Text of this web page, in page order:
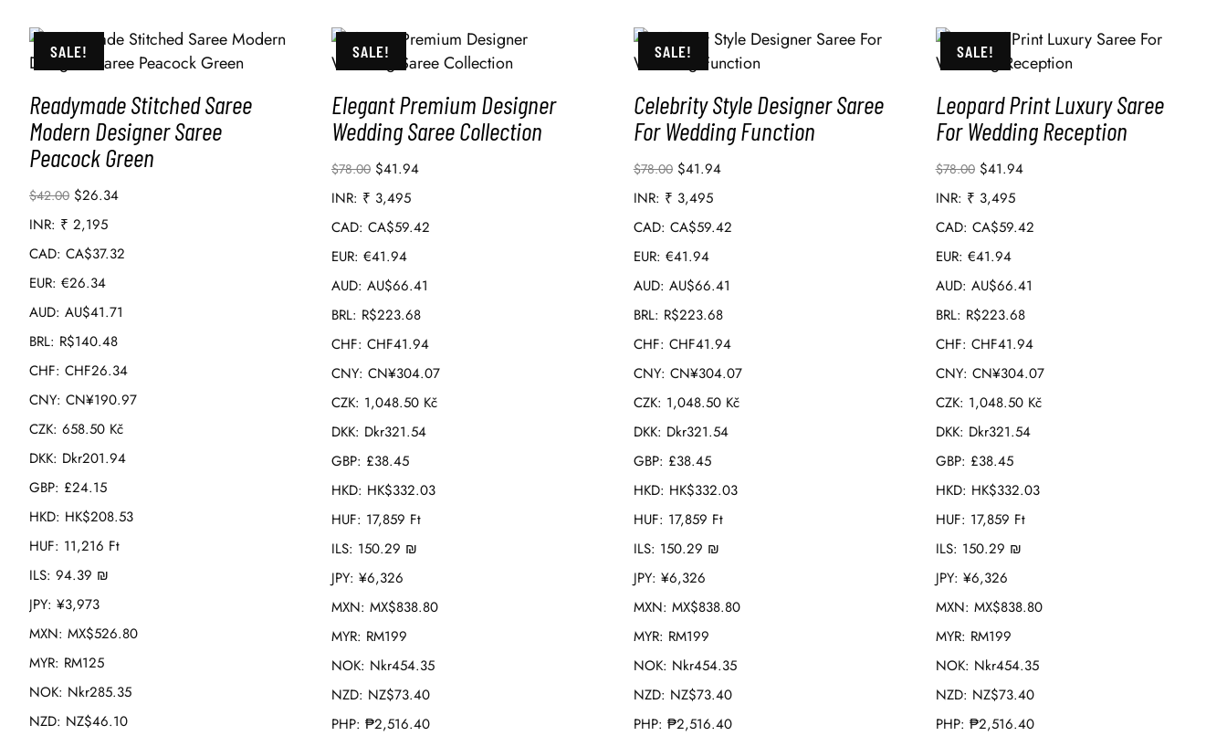
SALE!
Readymade Stitched Saree
Modern Designer Saree
Peacock Green
$42.00 $26.34
INR: ₹ 2,195
CAD: CA$37.32
EUR: €26.34
AUD: AU$41.71
BRL: R$140.48
CHF: CHF26.34
CNY: CN¥190.97
CZK: 658.50 Kč
DKK: Dkr201.94
GBP: £24.15
HKD: HK$208.53
HUF: 11,216 Ft
ILS: 94.39 ₪
JPY: ¥3,973
MXN: MX$526.80
MYR: RM125
NOK: Nkr285.35
NZD: NZ$46.10
SALE!
Elegant Premium Designer
Wedding Saree Collection
$78.00 $41.94
INR: ₹ 3,495
CAD: CA$59.42
EUR: €41.94
AUD: AU$66.41
BRL: R$223.68
CHF: CHF41.94
CNY: CN¥304.07
CZK: 1,048.50 Kč
DKK: Dkr321.54
GBP: £38.45
HKD: HK$332.03
HUF: 17,859 Ft
ILS: 150.29 ₪
JPY: ¥6,326
MXN: MX$838.80
MYR: RM199
NOK: Nkr454.35
NZD: NZ$73.40
PHP: ₱2,516.40
SALE!
Celebrity Style Designer Saree
For Wedding Function
$78.00 $41.94
INR: ₹ 3,495
CAD: CA$59.42
EUR: €41.94
AUD: AU$66.41
BRL: R$223.68
CHF: CHF41.94
CNY: CN¥304.07
CZK: 1,048.50 Kč
DKK: Dkr321.54
GBP: £38.45
HKD: HK$332.03
HUF: 17,859 Ft
ILS: 150.29 ₪
JPY: ¥6,326
MXN: MX$838.80
MYR: RM199
NOK: Nkr454.35
NZD: NZ$73.40
PHP: ₱2,516.40
SALE!
Leopard Print Luxury Saree
For Wedding Reception
$78.00 $41.94
INR: ₹ 3,495
CAD: CA$59.42
EUR: €41.94
AUD: AU$66.41
BRL: R$223.68
CHF: CHF41.94
CNY: CN¥304.07
CZK: 1,048.50 Kč
DKK: Dkr321.54
GBP: £38.45
HKD: HK$332.03
HUF: 17,859 Ft
ILS: 150.29 ₪
JPY: ¥6,326
MXN: MX$838.80
MYR: RM199
NOK: Nkr454.35
NZD: NZ$73.40
PHP: ₱2,516.40